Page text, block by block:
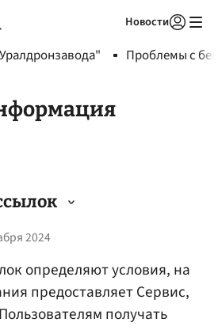
Новости
Проблемы с
2024
определяют условия, на
предоставляет Сервис,
получать